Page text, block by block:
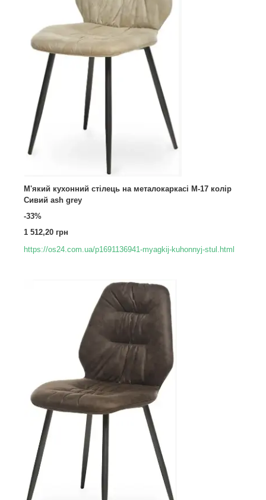
М'який кухонний стілець на металокаркасі M-17 колір
Сивий ash grey
-33%
1 512,20 грн
https://os24.com.ua/p1691136941-myagkij-kuhonnyj-stul.html